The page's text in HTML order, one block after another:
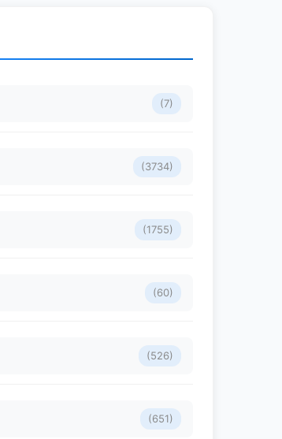
(7)
(3734)
(1755)
(60)
(526)
(651)